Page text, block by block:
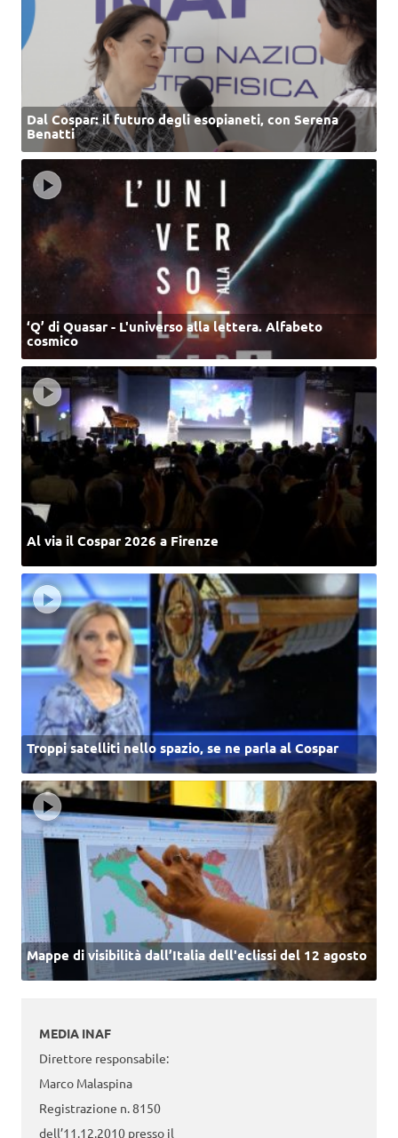
Dal Cospar: il futuro degli esopianeti, con Serena
Benatti
‘Q’ di Quasar - L'universo alla lettera. Alfabeto
cosmico
Al via il Cospar 2026 a Firenze
Troppi satelliti nello spazio, se ne parla al Cospar
Mappe di visibilità dall’Italia dell'eclissi del 12 agosto
MEDIA INAF
Direttore responsabile:
Marco Malaspina
Registrazione n. 8150
dell’11.12.2010 presso il